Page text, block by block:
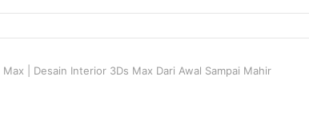
| Desain Interior 3Ds Max Dari Awal Sampai Mahir